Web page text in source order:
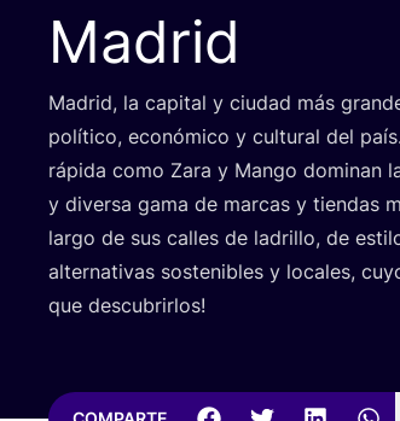
Madrid
Madrid, la capi­tal y ciu­dad más
polí­ti­co, eco­nó­mi­co y cul­tu­ral del
rápi­da como Zara y Man­go domi­nan
y diver­sa gama de mar­cas y tien­das
lar­go de sus calles de ladri­llo, de
alter­na­ti­vas sos­te­ni­bles y loca­les,
que descubrirlos!